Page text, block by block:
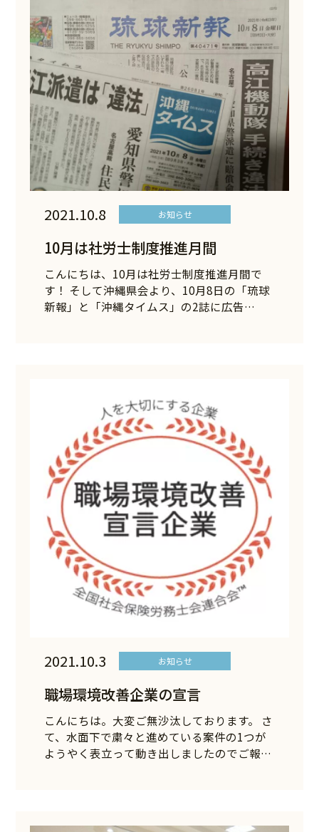
2021.10.8 お知らせ
10月は社労士制度推進月間
こんにちは、10月は社労士制度推進月間で
す！ そして沖縄県会より、10月8日の「琉球
新報」と「沖縄タイムス」の2誌に広告…
2021.10.3 お知らせ
職場環境改善企業の宣言
こんにちは。大変ご無沙汰しております。 さ
て、水面下で粛々と進めている案件の1つが
ようやく表立って動き出しましたのでご報…